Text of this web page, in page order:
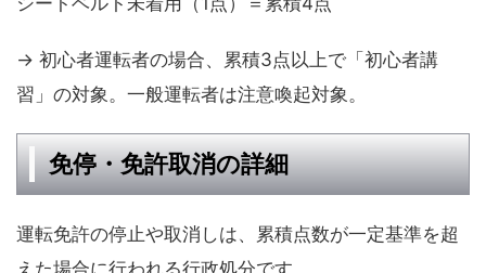
→ 初心者運転者の場合、累積3点以上で「初心者講
習」の対象。一般運転者は注意喚起対象。
免停・免許取消の詳細
運転免許の停止や取消しは、累積点数が一定基準を超
えた場合に行われる行政処分です。